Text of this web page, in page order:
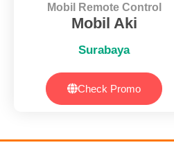
Mobil Remote Control
Mobil Aki
Surabaya
Check Promo